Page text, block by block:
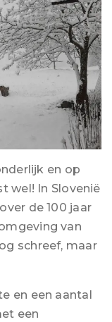
en op
wel! In Slovenië
de 100 jaar
van
schreef, maar
en een aantal
een